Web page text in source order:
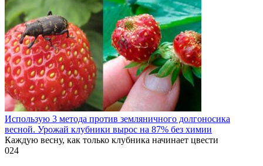
Использую 3 метода против земляничного долгоносика
весной. Урожай клубники вырос на 87% без химии
Каждую весну, как только клубника начинает цвести
024